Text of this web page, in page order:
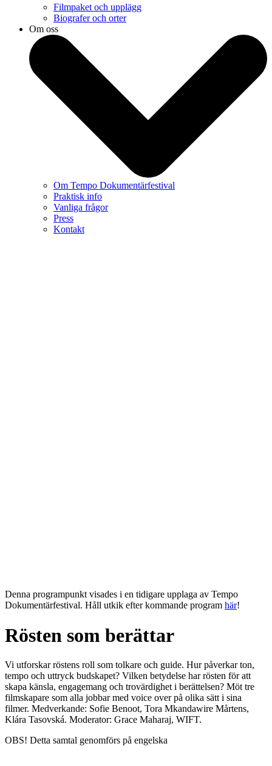
Filmpaket och upplägg
Biografer och orter
Om oss
Om Tempo Dokumentärfestival
Praktisk info
Vanliga frågor
Press
Kontakt
Denna programpunkt visades i en tidigare upplaga av Tempo
Dokumentärfestival. Håll utkik efter kommande program här!
Rösten som berättar
Vi utforskar röstens roll som tolkare och guide. Hur påverkar ton,
tempo och uttryck budskapet? Vilken betydelse har rösten för att
skapa känsla, engagemang och trovärdighet i berättelsen? Möt tre
filmskapare som alla jobbar med voice over på olika sätt i sina
filmer. Medverkande: Sofie Benoot, Tora Mkandawire Mårtens,
Klára Tasovská. Moderator: Grace Maharaj, WIFT.
OBS! Detta samtal genomförs på engelska